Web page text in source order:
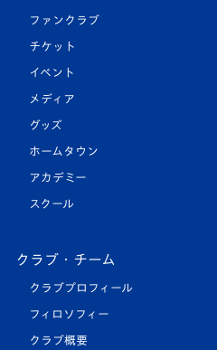
ファンクラブ
チケット
イベント
メディア
グッズ
ホームタウン
アカデミー
スクール
クラブ・チーム
クラブプロフィール
フィロソフィー
クラブ概要